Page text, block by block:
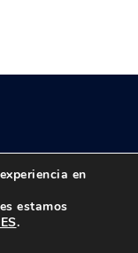
reservados
Legal
en
estamos
.